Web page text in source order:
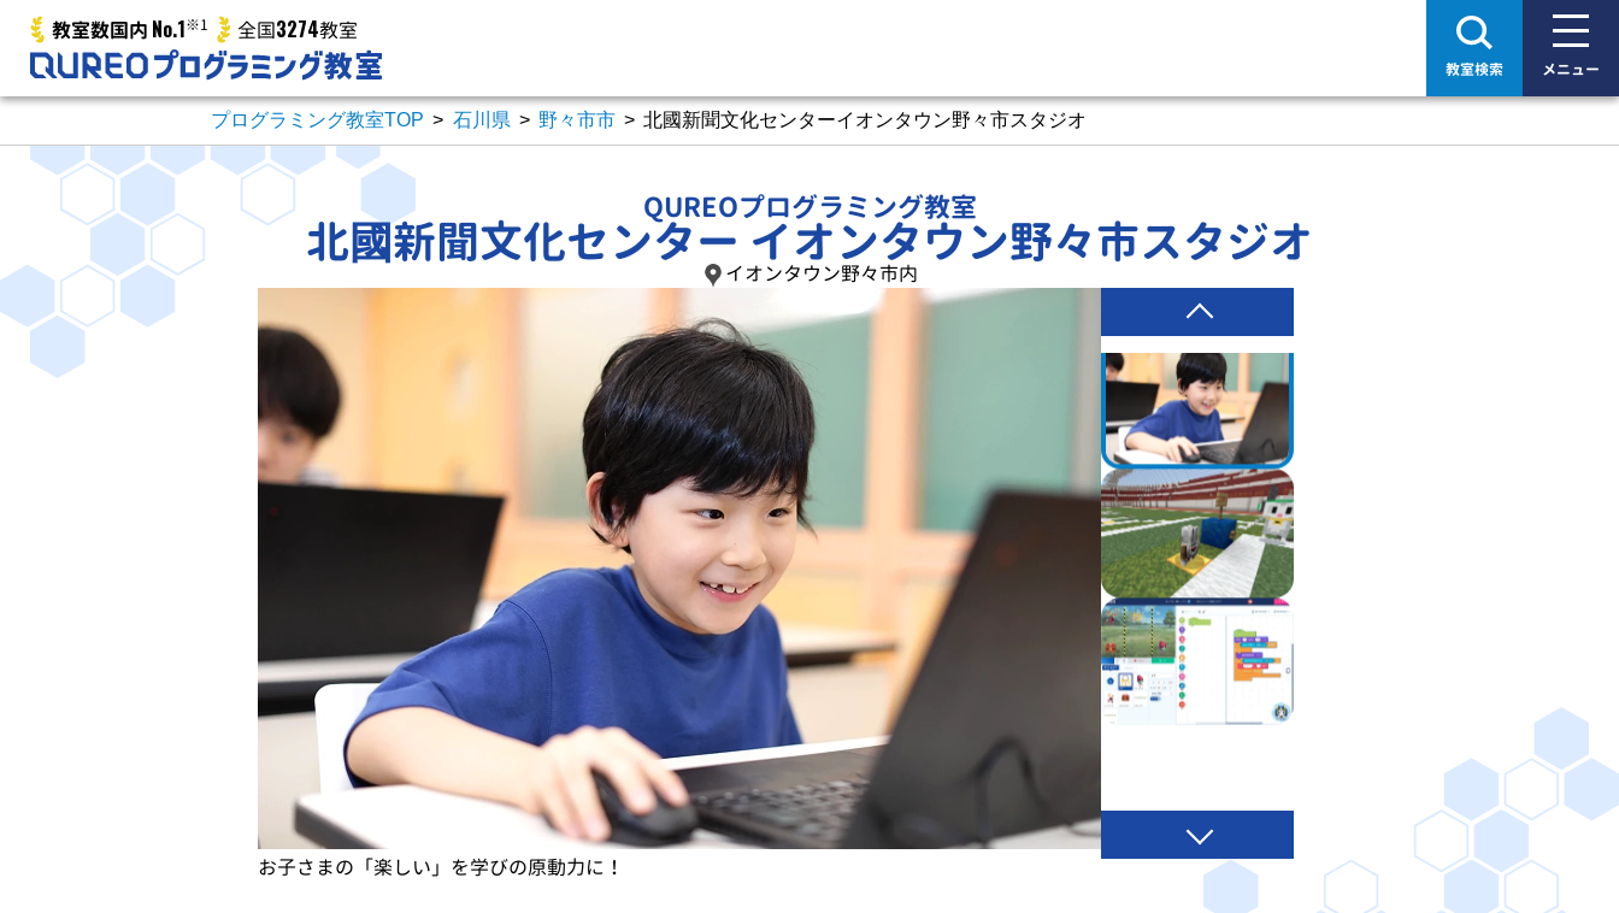
教室数国内 No.1※1 全国3274教室
教室検索 メニュー
プログラミング教室TOP > 石川県 > 野々市市 > 北國新聞文化センターイオンタウン野々市スタジオ
QUREOプログラミング教室
北國新聞文化センター イオンタウン野々市スタジオ
イオンタウン野々市内
お子さまの「楽しい」を学びの原動力に！